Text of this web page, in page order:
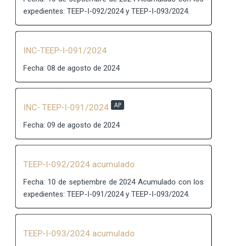
expedientes: TEEP-I-092/2024 y TEEP-I-093/2024.
INC-TEEP-I-091/2024
Fecha: 08 de agosto de 2024
INC- TEEP-I-091/2024 AP
Fecha: 09 de agosto de 2024
TEEP-I-092/2024 acumulado
Fecha: 10 de septiembre de 2024 Acumulado con los
expedientes: TEEP-I-091/2024 y TEEP-I-093/2024.
TEEP-I-093/2024 acumulado